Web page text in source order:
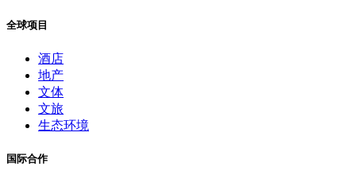
全球项目
酒店
地产
文体
文旅
生态环境
国际合作